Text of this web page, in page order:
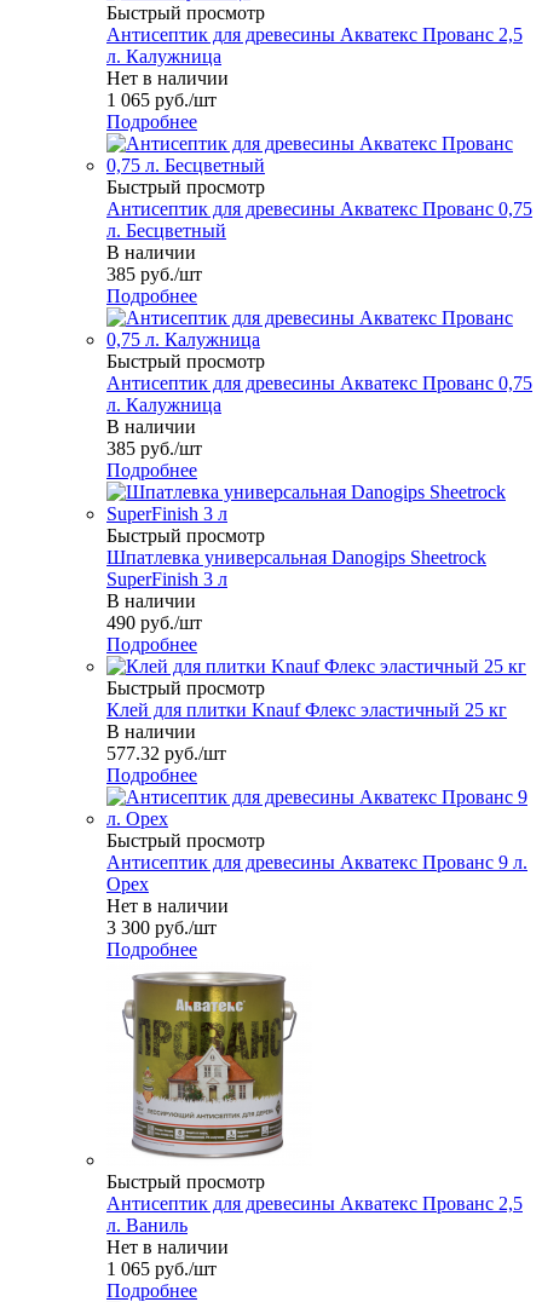
Быстрый просмотр
Антисептик для древесины Акватекс Прованс 2,5
л. Калужница
Нет в наличии
1 065 руб./шт
Подробнее
Быстрый просмотр
Антисептик для древесины Акватекс Прованс 0,75
л. Бесцветный
В наличии
385 руб./шт
Подробнее
Быстрый просмотр
Антисептик для древесины Акватекс Прованс 0,75
л. Калужница
В наличии
385 руб./шт
Подробнее
Быстрый просмотр
Шпатлевка универсальная Danogips Sheetrock
SuperFinish 3 л
В наличии
490 руб./шт
Подробнее
Быстрый просмотр
Клей для плитки Knauf Флекс эластичный 25 кг
В наличии
577.32 руб./шт
Подробнее
Быстрый просмотр
Антисептик для древесины Акватекс Прованс 9 л.
Орех
Нет в наличии
3 300 руб./шт
Подробнее
Быстрый просмотр
Антисептик для древесины Акватекс Прованс 2,5
л. Ваниль
Нет в наличии
1 065 руб./шт
Подробнее